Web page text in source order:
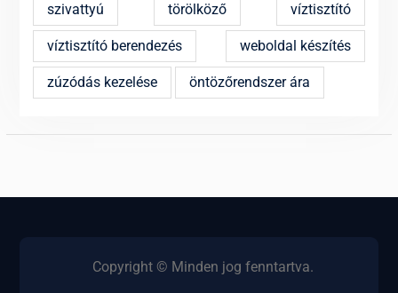
szivattyú törölköző víztisztító
víztisztító berendezés weboldal készítés
zúzódás kezelése öntözőrendszer ára
Copyright © Minden jog fenntartva.